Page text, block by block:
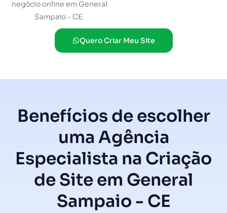
negócio online em General
Sampaio - CE.
Quero Criar Meu Site
Benefícios de escolher
uma Agência
Especialista na Criação
de Site em General
Sampaio - CE